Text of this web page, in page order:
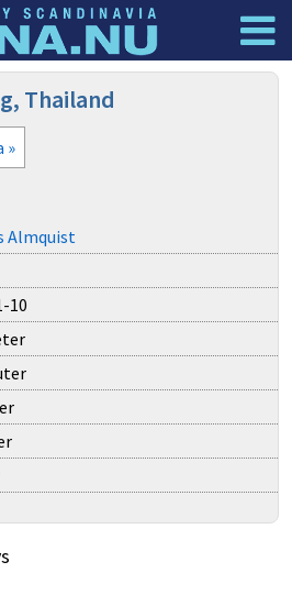
Thailand
»
Almquist
10